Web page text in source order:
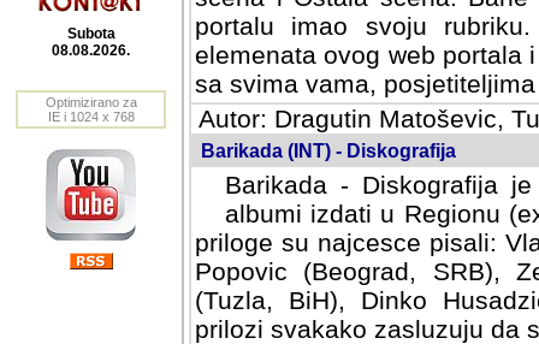
Subota
08.08.2026.
Optimizirano za
IE i 1024 x 768
portalu imao svoju
elemenata ovog web portala
sa svima vama,
Autor: Dragutin Matoševic,
Barikada (INT) - Diskografija
Barikada - Diskografija
albumi izdati u Regionu
priloge su najcesce pisali:
Popovic (Beograd, SRB),
(Tuzla, BiH), Dinko
prilozi svakako zasluzuju da